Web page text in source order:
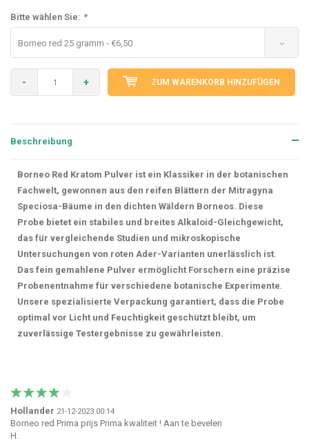
Bitte wählen Sie: *
Borneo red 25 gramm - €6,50
- + ZUM WARENKORB HINZUFÜGEN
Beschreibung
Borneo Red Kratom Pulver ist ein Klassiker in der botanischen
Fachwelt, gewonnen aus den reifen Blättern der Mitragyna
Speciosa-Bäume in den dichten Wäldern Borneos. Diese
Probe bietet ein stabiles und breites Alkaloid-Gleichgewicht,
das für vergleichende Studien und mikroskopische
Untersuchungen von roten Ader-Varianten unerlässlich ist.
Das fein gemahlene Pulver ermöglicht Forschern eine präzise
Probenentnahme für verschiedene botanische Experimente.
Unsere spezialisierte Verpackung garantiert, dass die Probe
optimal vor Licht und Feuchtigkeit geschützt bleibt, um
zuverlässige Testergebnisse zu gewährleisten.
Hollander 21-12-2023 00:14
Borneo red Prima prijs Prima kwaliteit ! Aan te bevelen
H.